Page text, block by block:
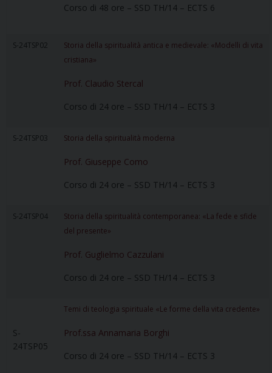
Corso di 48 ore – SSD TH/14 – ECTS 6
S-24TSP02
Storia della spiritualità antica e medievale: «Modelli di vita
cristiana»
Prof. Claudio Stercal
Corso di 24 ore – SSD TH/14 – ECTS 3
S-24TSP03 Storia della spiritualità moderna
Prof. Giuseppe Como
Corso di 24 ore – SSD TH/14 – ECTS 3
S-24TSP04
Storia della spiritualità contemporanea: «La fede e sfide
del presente»
Prof. Guglielmo Cazzulani
Corso di 24 ore – SSD TH/14 – ECTS 3
S-
24TSP05
Temi di teologia spirituale «Le forme della vita credente»
Prof.ssa Annamaria Borghi
Corso di 24 ore – SSD TH/14 – ECTS 3